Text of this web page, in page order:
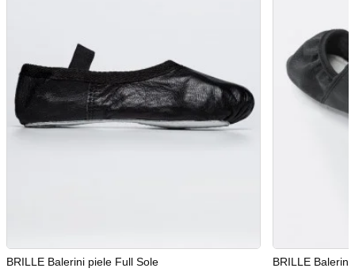
BRILLE Balerini piele Full Sole BRILLE Balerini